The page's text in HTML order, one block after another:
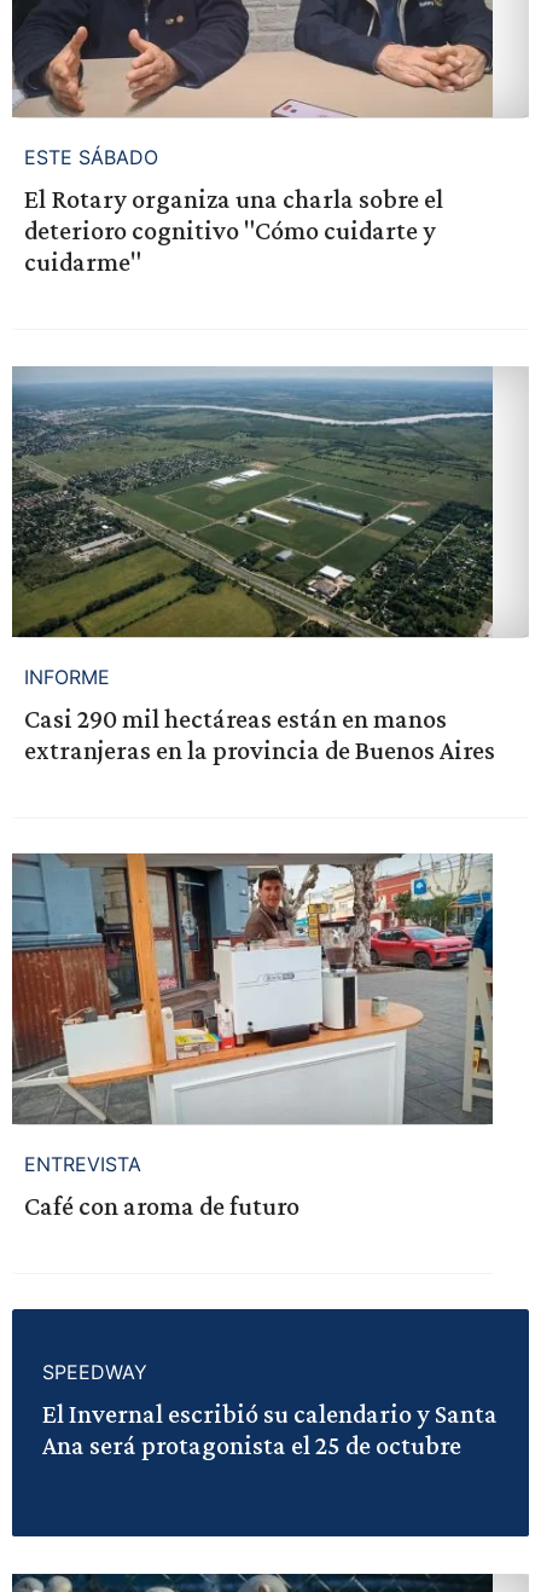
ESTE SÁBADO
El Rotary organiza una charla sobre el
deterioro cognitivo "Cómo cuidarte y
cuidarme"
INFORME
Casi 290 mil hectáreas están en manos
extranjeras en la provincia de Buenos Aires
ENTREVISTA
Café con aroma de futuro
SPEEDWAY
El Invernal escribió su calendario y Santa
Ana será protagonista el 25 de octubre